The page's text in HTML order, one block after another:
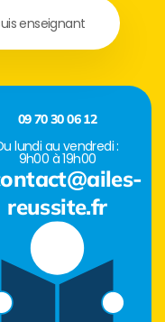
enseignant
09 70 30 06 12
lundi au vendredi :
9h00 à 19h00
reussite.fr